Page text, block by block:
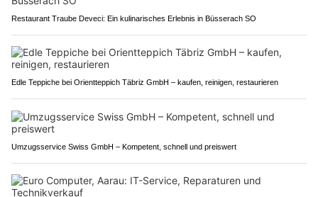
Restaurant Traube Deveci: Ein kulinarisches Erlebnis in Büsserach SO
Edle Teppiche bei Orientteppich Täbriz GmbH – kaufen, reinigen, restaurieren
Umzugsservice Swiss GmbH – Kompetent, schnell und preiswert